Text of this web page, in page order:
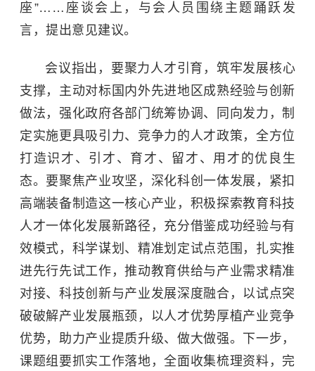
座”……座谈会上，与会人员围绕主题踊跃发
言，提出意见建议。
会议指出，要聚力人才引育，筑牢发展核心
支撑，主动对标国内外先进地区成熟经验与创新
做法，强化政府各部门统筹协调、同向发力，制
定实施更具吸引力、竞争力的人才政策，全方位
打造识才、引才、育才、留才、用才的优良生
态。要聚焦产业攻坚，深化科创一体发展，紧扣
高端装备制造这一核心产业，积极探索教育科技
人才一体化发展新路径，充分借鉴成功经验与有
效模式，科学谋划、精准划定试点范围，扎实推
进先行先试工作，推动教育供给与产业需求精准
对接、科技创新与产业发展深度融合，以试点突
破破解产业发展瓶颈，以人才优势厚植产业竞争
优势，助力产业提质升级、做大做强。下一步，
课题组要抓实工作落地，全面收集梳理资料，完